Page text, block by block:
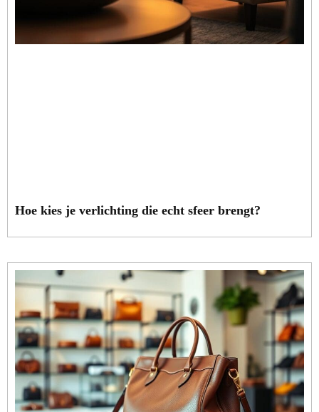
Hoe kies je verlichting die echt sfeer brengt?